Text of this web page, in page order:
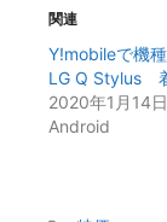
関連
Y!mobileで機
LG Q Stylus
2020年1月14日
Android